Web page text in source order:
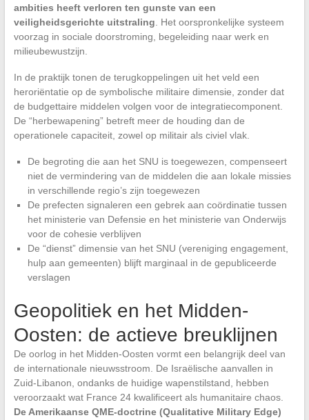
ambities heeft verloren ten gunste van een
veiligheidsgerichte uitstraling . Het oorspronkelijke systeem
voorzag in sociale doorstroming, begeleiding naar werk en
milieubewustzijn.
In de praktijk tonen de terugkoppelingen uit het veld een
heroriëntatie op de symbolische militaire dimensie, zonder dat
de budgettaire middelen volgen voor de integratiecomponent.
De “herbewapening” betreft meer de houding dan de
operationele capaciteit, zowel op militair als civiel vlak.
De begroting die aan het SNU is toegewezen, compenseert
niet de vermindering van de middelen die aan lokale missies
in verschillende regio’s zijn toegewezen
De prefecten signaleren een gebrek aan coördinatie tussen
het ministerie van Defensie en het ministerie van Onderwijs
voor de cohesie verblijven
De “dienst” dimensie van het SNU (vereniging engagement,
hulp aan gemeenten) blijft marginaal in de gepubliceerde
verslagen
Geopolitiek en het Midden-
Oosten: de actieve breuklijnen
De oorlog in het Midden-Oosten vormt een belangrijk deel van
de internationale nieuwsstroom. De Israëlische aanvallen in
Zuid-Libanon, ondanks de huidige wapenstilstand, hebben
veroorzaakt wat France 24 kwalificeert als humanitaire chaos.
De Amerikaanse QME-doctrine (Qualitative Military Edge)